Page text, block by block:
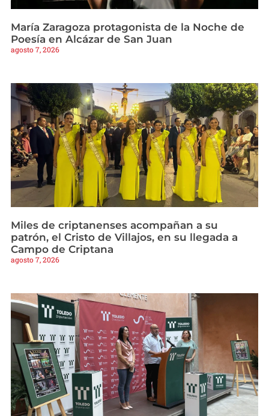
María Zaragoza protagonista de la Noche de
Poesía en Alcázar de San Juan
agosto 7, 2026
Miles de criptanenses acompañan a su
patrón, el Cristo de Villajos, en su llegada a
Campo de Criptana
agosto 7, 2026